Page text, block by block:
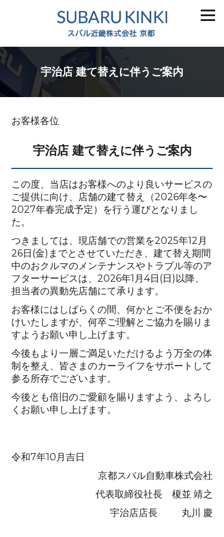
宇治店 建て替えに伴うご案内
お客様各位
宇治店 建て替えに伴うご案内
この度、当店はお客様へのより良いサービスの
ご提供に向け、店舗の建て替え（2026年冬〜
2027年春完成予定）を行う運びとなりまし
た。
つきましては、現店舗での営業を2025年12月
26日(金)までとさせていただき、建て替え期間
中のおクルマのメンテナンスやトラブル等のア
フターサービスは、2026年1月4日(日)以降、
担当者の異動先店舗にて承ります。
お客様にはしばらくの間、何かとご不便をおか
けいたしますが、何卒ご理解とご協力を賜りま
すようお願い申し上げます。
今後もより一層ご満足いただけるよう万全の体
制を整え、皆さまのカーライフをサポートして
参る所存でございます。
今後とも倍旧のご愛顧を賜りますよう、よろし
くお願い申し上げます。
令和7年10月吉日
京都スバル自動車株式会社
代表取締役社長 榎並 靖之
宇治店店長 丸川 慶